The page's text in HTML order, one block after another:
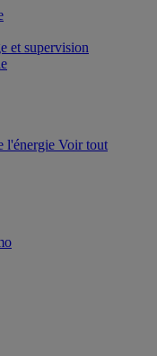
et supervision
l'énergie Voir tout